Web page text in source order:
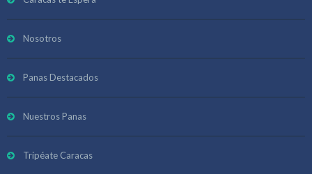
Nosotros
Panas Destacados
Nuestros Panas
Tripéate Caracas